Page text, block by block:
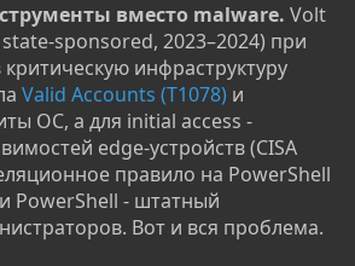
вместо malware. Volt
sponsored, 2023–2024) при
инфраструктуру
Valid Accounts (T1078) и
ОС, а для initial access -
edge-устройств (CISA
правило на PowerShell
PowerShell - штатный
Вот и вся проблема.